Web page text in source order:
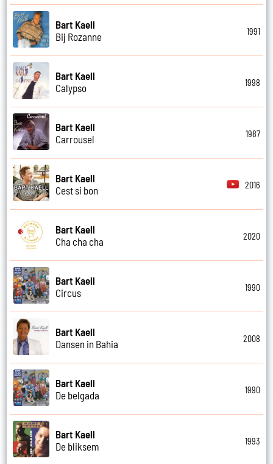
Bart Kaell
Bij Rozanne
1991
Bart Kaell
Calypso
1998
Bart Kaell
Carrousel
1987
Bart Kaell
Cest si bon
2016
Bart Kaell
Cha cha cha
2020
Bart Kaell
Circus
1990
Bart Kaell
Dansen in Bahia
2008
Bart Kaell
De belgada
1990
Bart Kaell
De bliksem
1993